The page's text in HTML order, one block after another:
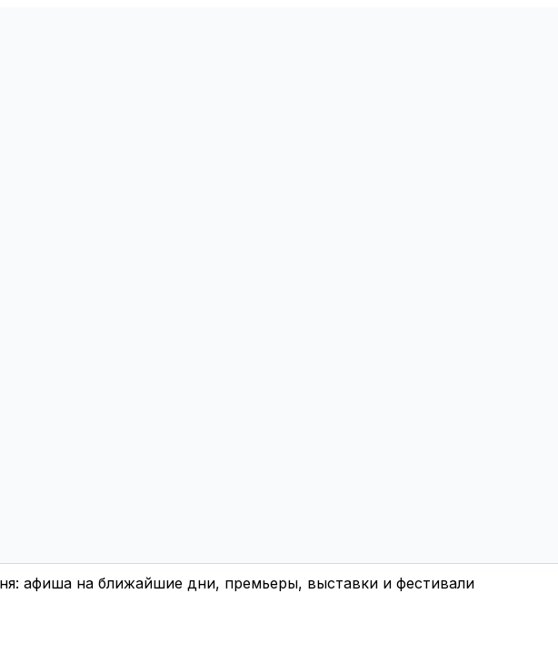
афиша на ближайшие дни, премьеры, выставки и фестивали